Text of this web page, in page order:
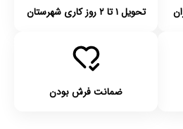
تحویل ۱ تا ۲ روز کاری شهرستان
ضمانت فرش بودن